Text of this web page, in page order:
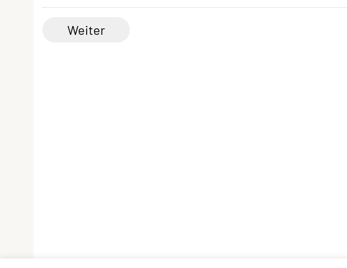
Weiter